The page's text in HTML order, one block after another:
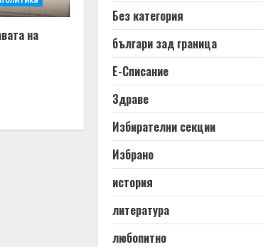
на
Без категория
българи зад граница
Е-Списание
Здраве
Избирателни секции
Избрано
история
литература
любопитно